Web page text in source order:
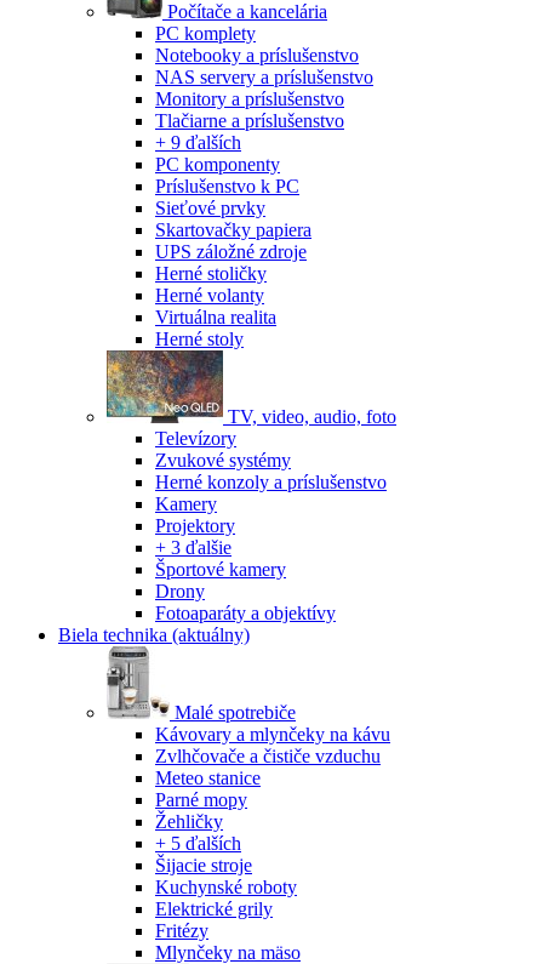
Počítače a kancelária
PC komplety
Notebooky a príslušenstvo
NAS servery a príslušenstvo
Monitory a príslušenstvo
Tlačiarne a príslušenstvo
+ 9 ďalších
PC komponenty
Príslušenstvo k PC
Sieťové prvky
Skartovačky papiera
UPS záložné zdroje
Herné stoličky
Herné volanty
Virtuálna realita
Herné stoly
TV, video, audio, foto
Televízory
Zvukové systémy
Herné konzoly a príslušenstvo
Kamery
Projektory
+ 3 ďalšie
Športové kamery
Drony
Fotoaparáty a objektívy
Biela technika (aktuálny)
Malé spotrebiče
Kávovary a mlynčeky na kávu
Zvlhčovače a čističe vzduchu
Meteo stanice
Parné mopy
Žehličky
+ 5 ďalších
Šijacie stroje
Kuchynské roboty
Elektrické grily
Fritézy
Mlynčeky na mäso